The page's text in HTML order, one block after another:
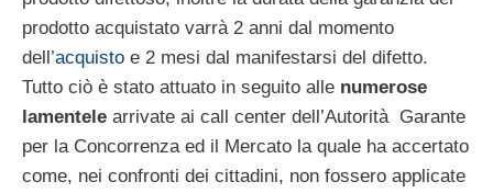
prodotto acquistato varrà 2 anni dal momento
dell’acquisto e 2 mesi dal manifestarsi del difetto.
Tutto ciò è stato attuato in seguito alle numerose
lamentele arrivate ai call center dell’Autorità Garante
per la Concorrenza ed il Mercato la quale ha accertato
come, nei confronti dei cittadini, non fossero applicate